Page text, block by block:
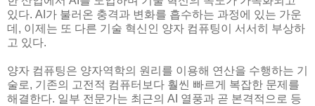
있다. AI가 불러온 충격과 변화를 흡수하는 과정에 있는 가운
데, 이제는 또 다른 기술 혁신인 양자 컴퓨팅이 서서히 부상하
고 있다.
양자 컴퓨팅은 양자역학의 원리를 이용해 연산을 수행하는 기
술로, 기존의 고전적 컴퓨터보다 훨씬 빠르게 복잡한 문제를
해결한다. 일부 전문가는 최근의 AI 열풍과 곧 본격적으로 등